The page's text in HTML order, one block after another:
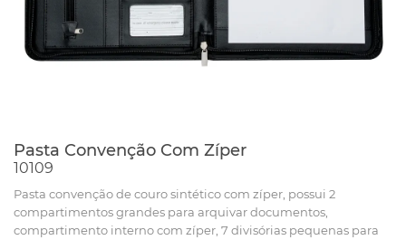
Pasta Convenção Com Zíper
10109
Pasta convenção de couro sintético com zíper, possui 2
compartimentos grandes para arquivar documentos,
compartimento interno com zíper, 7 divisórias pequenas para